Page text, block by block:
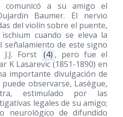
comunicó a su amigo el
Baumer. El nervio
del violín sobre el puente,
cuando se eleva la
señalamiento de este signo
Forst
(4) , pero fue el
K Lasarevic(1851-1890) en
importante divulgación de
puede observarse, Lasègue,
estimulado por las
legales de su amigo;
neurológico de difundido